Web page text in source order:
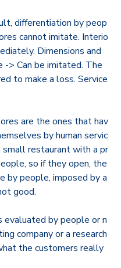
differentiation by peop
cannot imitate. Interio
Dimensions and
> Can be imitated. The
to make a loss. Service
are the ones that hav
by human servic
small restaurant with a pr
so if they open, the
by people, imposed by a
good.
by people or n
company or a research
the customers really